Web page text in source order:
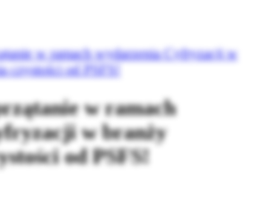
w ramach wydarzenia Cyfryzacji w
czystości od PSFS!
w ramach
w branży
od PSFS!